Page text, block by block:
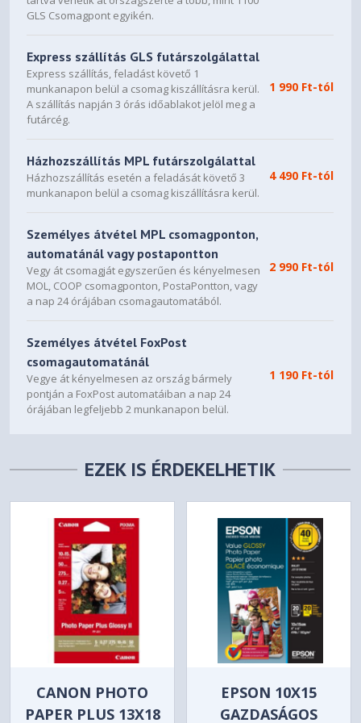
GLS Csomagpont egyikén.
Express szállítás GLS futárszolgálattal
Express szállítás, feladást követő 1
munkanapon belül a csomag kiszállításra kerül.
A szállítás napján 3 órás időablakot jelöl meg a
futárcég.
1 990 Ft-tól
Házhozszállítás MPL futárszolgálattal
Házhozszállítás esetén a feladását követő 3
munkanapon belül a csomag kiszállításra kerül.
4 490 Ft-tól
Személyes átvétel MPL csomagponton,
automatánál vagy postapontton
Vegy át csomagját egyszerűen és kényelmesen
MOL, COOP csomagponton, PostaPontton, vagy
a nap 24 órájában csomagautomatából.
2 990 Ft-tól
Személyes átvétel FoxPost
csomagautomatánál
Vegye át kényelmesen az ország bármely
pontján a FoxPost automatáiban a nap 24
órájában legfeljebb 2 munkanapon belül.
1 190 Ft-tól
EZEK IS ÉRDEKELHETIK
CANON PHOTO
PAPER PLUS 13X18
EPSON 10X15
GAZDASÁGOS